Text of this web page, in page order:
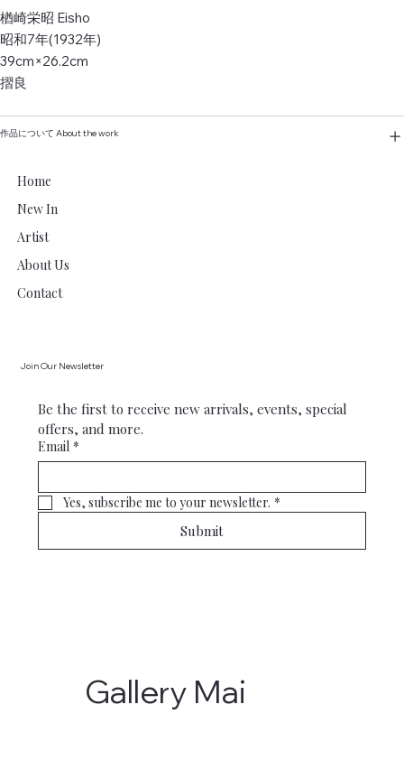
楢崎栄昭 Eisho
昭和7年(1932年)
39cm×26.2cm
摺良
作品について About the work
Home
New In
Artist
About Us
Contact
Join Our Newsletter
Be the first to receive new arrivals, events, special
offers, and more.
Email *
Yes, subscribe me to your newsletter. *
Submit
Gallery Mai